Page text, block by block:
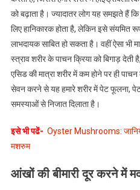
को बढ़ाता है। ज्यादातर लोग यह समझते हैं
लिए हानिकारक होता है, लेकिन इसे संयमित
लाभदायक साबित हो सकता है। वहीं ऐसा भी
स्त्राव शरीर के पाचन क्रिया को बिगाड़ देती
एसिड की मात्रा शरीर में कम होने पर ही
सेवन करने से यह हमारे शरीर में पेट फूलना,
समस्याओं से निजात दिलाता है।
इसे भी पढें- Oyster Mushrooms:
मशरुम
आंखों की बीमारी दूर करने में